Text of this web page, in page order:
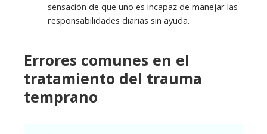
sensación de que uno es incapaz de manejar las
responsabilidades diarias sin ayuda.
Errores comunes en el
tratamiento del trauma
temprano